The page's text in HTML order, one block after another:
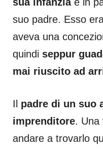
suo padre. Esso
aveva una
quindi seppur
mai riuscito ad
Il padre di un suo
imprenditore. Una
andare a trovarlo